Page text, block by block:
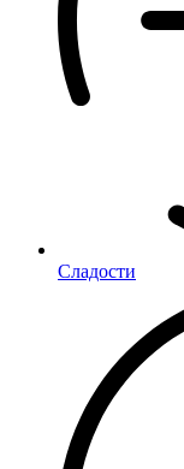
Сладости